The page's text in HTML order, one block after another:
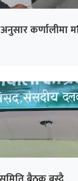
कर्णालीमा